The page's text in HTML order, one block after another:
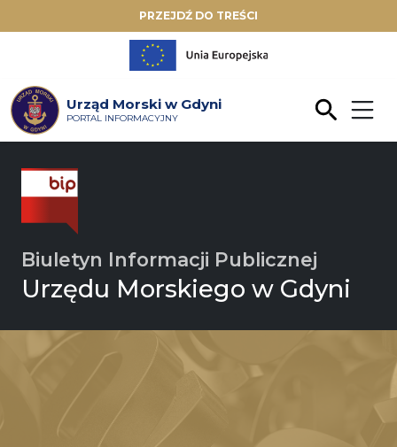
PRZEJDŹ DO TREŚCI
Urząd Morski w Gdyni
PORTAL INFORMACYJNY
Biuletyn Informacji Publicznej
Urzędu Morskiego w Gdyni